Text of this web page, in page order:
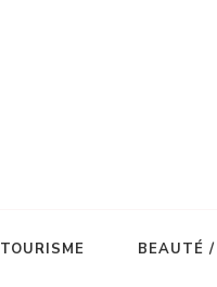
TOURISME BEAUTÉ